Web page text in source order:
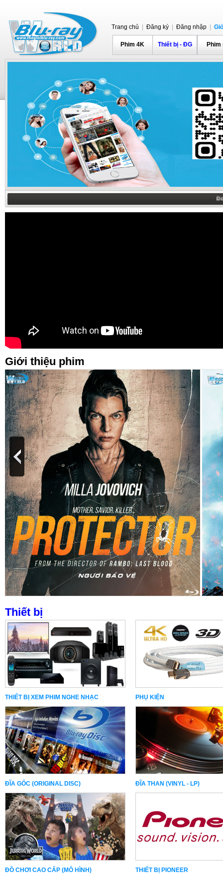
Trang chủ Đăng ký Đăng nhập
Phim 4K Thiết bị - ĐG
Giới thiệu phim
Thiết bị
THIẾT BỊ XEM PHIM NGHE NHẠC PHỤ KIỆN
ĐĨA GỐC (ORIGINAL DISC) ĐĨA THAN (VINYL - LP)
ĐỒ CHƠI CAO CẤP (MÔ HÌNH) THIẾT BỊ PIONEER